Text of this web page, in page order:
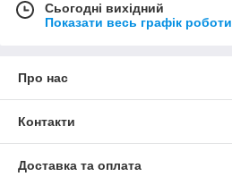
Сьогодні вихідний
Показати весь графік роботи
Про нас
Контакти
Доставка та оплата